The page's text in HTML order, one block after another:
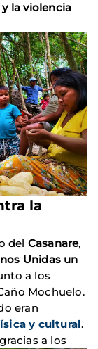
la violencia
la
del Casanare,
Unidas un
a los
Mochuelo.
eran
y cultural.
a los